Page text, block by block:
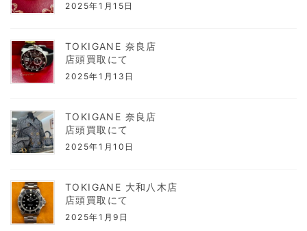
2025年1月15日
TOKIGANE 奈良店
店頭買取にて
2025年1月13日
TOKIGANE 奈良店
店頭買取にて
2025年1月10日
TOKIGANE 大和八木店
店頭買取にて
2025年1月9日